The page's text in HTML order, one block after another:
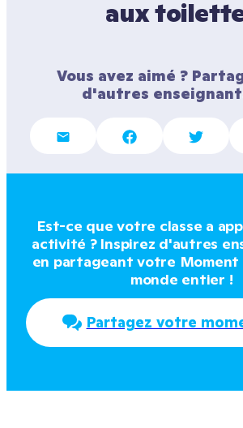
aux
Vous avez aimé ?
d'autres
Est-ce que votre classe a
activité ? Inspirez d'autres
en partageant votre Moment
monde entier !
Partagez votre